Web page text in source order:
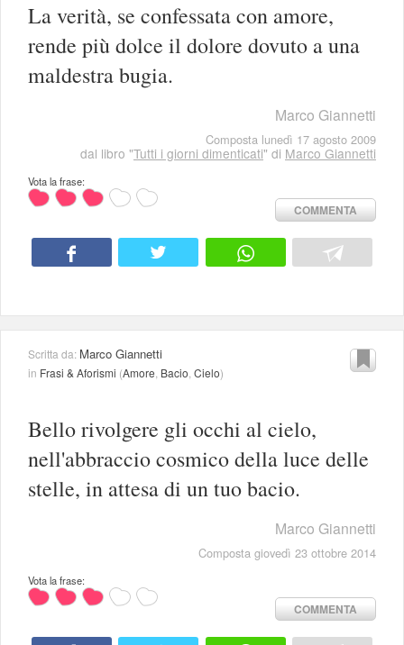
La verità, se confessata con amore,
rende più dolce il dolore dovuto a una
maldestra bugia.
Marco Giannetti
Composta lunedì 17 agosto 2009
dal libro "Tutti i giorni dimenticati" di Marco Giannetti
Vota la frase:
COMMENTA
Scritta da: Marco Giannetti
in Frasi & Aforismi (Amore Bacio Cielo)
Bello rivolgere gli occhi al cielo,
nell'abbraccio cosmico della luce delle
stelle, in attesa di un tuo bacio.
Marco Giannetti
Composta giovedì 23 ottobre 2014
Vota la frase:
COMMENTA